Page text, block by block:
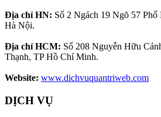
Địa chỉ HN: Số 2 Ngách 19 Ngõ 57
Hà Nội.
Địa chỉ HCM: Số 208 Nguyễn Hữu
Thạnh, TP Hồ Chí Minh.
Website: www.dichvuquantriweb.com
DỊCH VỤ